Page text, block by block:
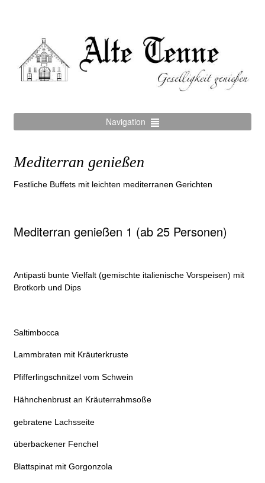
Navigation
Mediterran genießen
Festliche Buffets mit leichten mediterranen Gerichten
Mediterran genießen 1 (ab 25 Personen)
Antipasti bunte Vielfalt (gemischte italienische Vorspeisen) mit
Brotkorb und Dips
Saltimbocca
Lammbraten mit Kräuterkruste
Pfifferlingschnitzel vom Schwein
Hähnchenbrust an Kräuterrahmsoße
gebratene Lachsseite
überbackener Fenchel
Blattspinat mit Gorgonzola